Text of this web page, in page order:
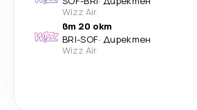
Wizz Air
вт 20 окт
BRI-SOF· Директен
Wizz Air